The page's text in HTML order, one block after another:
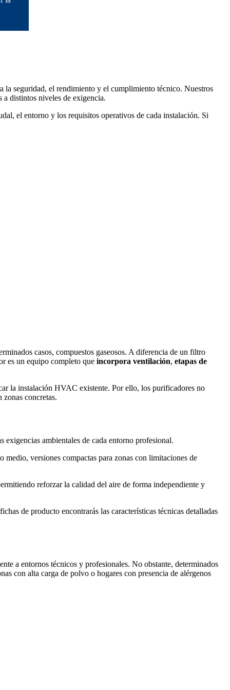
la seguridad, el rendimiento y el cumplimiento técnico. Nuestros
a distintos niveles de exigencia.
el entorno y los requisitos operativos de cada instalación. Si
casos, compuestos gaseosos. A diferencia de un filtro
es un equipo completo que incorpora ventilación, etapas de
la instalación HVAC existente. Por ello, los purificadores no
zonas concretas.
exigencias ambientales de cada entorno profesional.
versiones compactas para zonas con limitaciones de
reforzar la calidad del aire de forma independiente y
de producto encontrarás las características técnicas detalladas
a entornos técnicos y profesionales. No obstante, determinados
con alta carga de polvo o hogares con presencia de alérgenos